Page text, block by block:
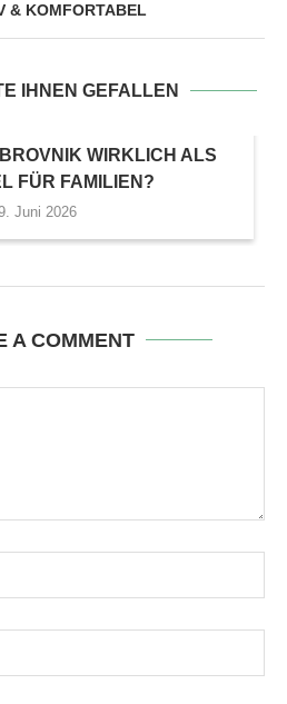
& KOMFORTABEL
IHNEN GEFALLEN
WIRKLICH ALS
FÜR FAMILIEN?
Juni 2026
A COMMENT